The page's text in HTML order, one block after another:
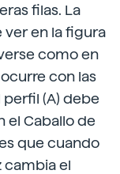
filas. La
ver en la figura
como en
con las
perfil (A) debe
el Caballo de
que cuando
cambia el